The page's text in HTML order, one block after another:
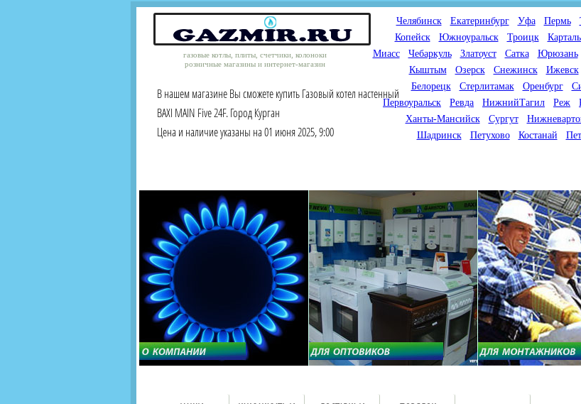
газовые котлы, плиты, счетчики, колоноки
розничные магазины и интернет-магазин
Челябинск Екатеринбург Уфа Пермь
Копейск
Южноуральск Троицк
Миасс
Чебаркуль Златоуст Сатка Юрюзань
Кыштым
Озерск Снежинск Ижевск
Белорецк
Стерлитамак Оренбург
Первоуральск
Ревда НижнийТагил Реж
Ханты-Мансийск
Сургут
Шадринск
Петухово Костанай
В нашем магазине Вы сможете купить Газовый котел настенный
BAXI MAIN Five 24F. Город Курган
Цена и наличие указаны на 01 июня 2025, 9:00
Мы продаем газовые котлы
для отопления,
водонагреватели, счетчики
газа с доставкой по городам
России и Казахстана
Мы
снабжении
газового
Предлагаем
ассортимент
открытия магазина
оборудования в
городе. Мы знаем
продаваться.